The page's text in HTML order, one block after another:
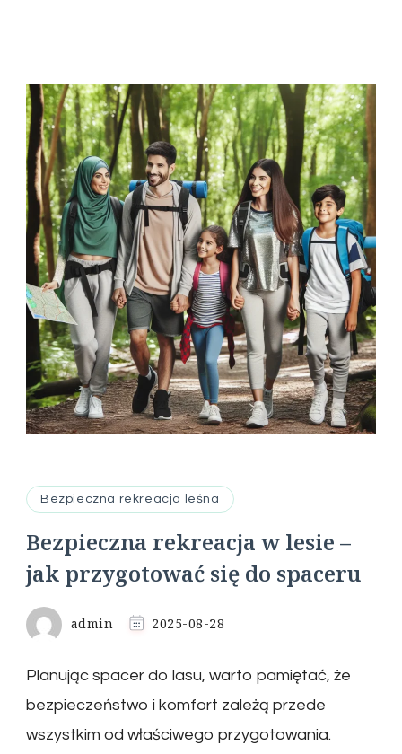
Bezpieczna rekreacja leśna
Bezpieczna rekreacja w lesie –
jak przygotować się do spaceru
admin 2025-08-28
Planując spacer do lasu, warto pamiętać, że
bezpieczeństwo i komfort zależą przede
wszystkim od właściwego przygotowania.